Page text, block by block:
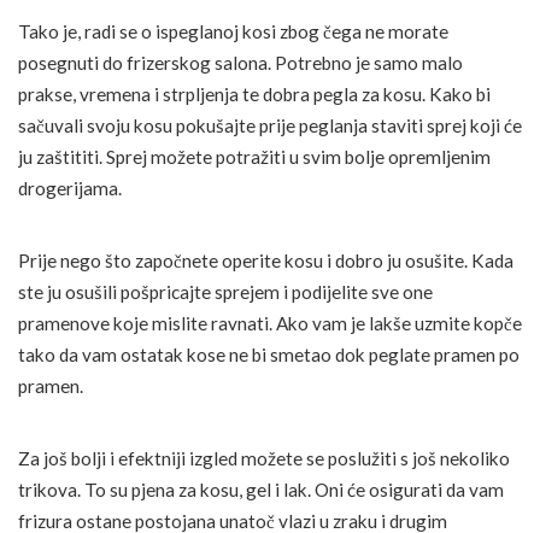
Tako je, radi se o ispeglanoj kosi zbog čega ne morate
posegnuti do frizerskog salona. Potrebno je samo malo
prakse, vremena i strpljenja te dobra pegla za kosu. Kako bi
sačuvali svoju kosu pokušajte prije peglanja staviti sprej koji će
ju zaštititi. Sprej možete potražiti u svim bolje opremljenim
drogerijama.
Prije nego što započnete operite kosu i dobro ju osušite. Kada
ste ju osušili pošpricajte sprejem i podijelite sve one
pramenove koje mislite ravnati. Ako vam je lakše uzmite kopče
tako da vam ostatak kose ne bi smetao dok peglate pramen po
pramen.
Za još bolji i efektniji izgled možete se poslužiti s još nekoliko
trikova. To su pjena za kosu, gel i lak. Oni će osigurati da vam
frizura ostane postojana unatoč vlazi u zraku i drugim